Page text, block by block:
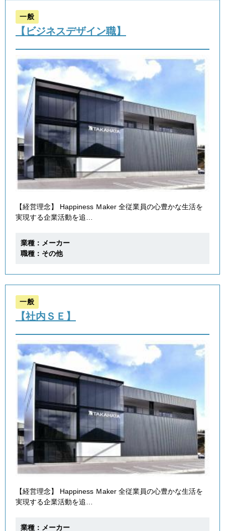
一般
【ビジネスデザイン職】
【経営理念】 Happiness Ｍaker 全従業員の心豊かな生活を
実現する企業活動を追…
業種：メーカー
職種：その他
一般
【社内ＳＥ】
【経営理念】 Happiness Ｍaker 全従業員の心豊かな生活を
実現する企業活動を追…
業種：メーカー